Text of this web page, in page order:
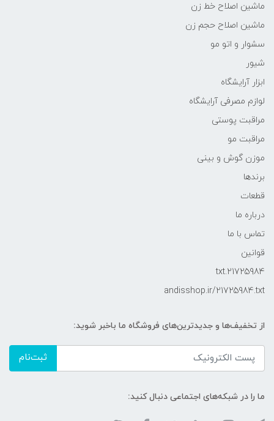
ماشین اصلاح خط زن
ماشین اصلاح حجم زن
سشوار و اتو مو
شیور
ابزار آرایشگاه
لوازم مصرفی آرایشگاه
مراقبت پوستی
مراقبت مو
موزن گوش و بینی
برندها
قطعات
درباره ما
تماس با ما
قوانین
21725984.txt
andisshop.ir/21725984.txt
از تخفیف‌ها و جدیدترین‌های فروشگاه ما باخبر شوید:
ثبت‌نام
ما را در شبکه‌های اجتماعی دنبال کنید: